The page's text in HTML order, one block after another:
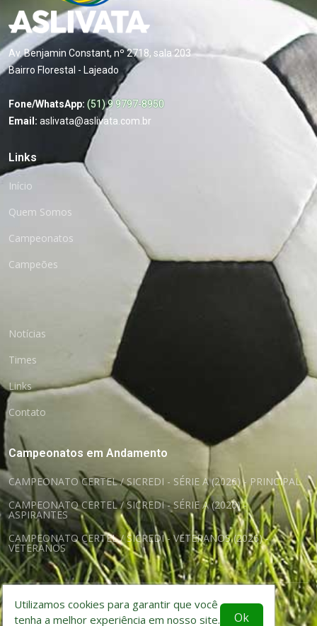
Utilizamos cookies para garantir que você
tenha a melhor experiência em nosso site.
Ok
Av. Benjamin Constant, nº 2718, sala 203
Bairro Florestal - Lajeado
Fone/WhatsApp: (51) 9 9797-8950
Email: aslivata@aslivata.com.br
Links
Início
Quem Somos
Campeonatos
Campeões
Notícias
Times
Links
Contato
Campeonatos em Andamento
CAMPEONATO CERTEL / SICREDI - SÉRIE A (2026) - PRINCIPAL
CAMPEONATO CERTEL / SICREDI - SÉRIE A (2026) -
ASPIRANTES
CAMPEONATO CERTEL / SICREDI - VETERANOS (2026) -
VETERANOS
©itcode soluções web